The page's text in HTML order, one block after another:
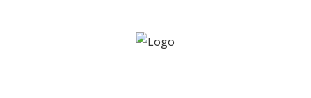
Beauty Heroes: Ulubieńcy grudnia